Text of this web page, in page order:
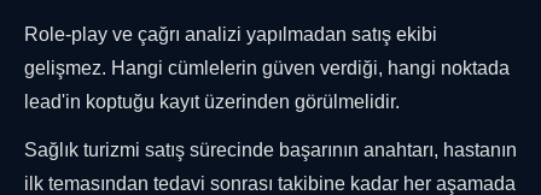
Role-play ve çağrı analizi yapılmadan satış ekibi
gelişmez. Hangi cümlelerin güven verdiği, hangi noktada
lead'in koptuğu kayıt üzerinden görülmelidir.
Sağlık turizmi satış sürecinde başarının anahtarı, hastanın
ilk temasından tedavi sonrası takibine kadar her aşamada